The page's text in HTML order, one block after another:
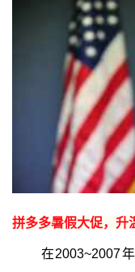
拼多多暑假大促，升
在2003~2007